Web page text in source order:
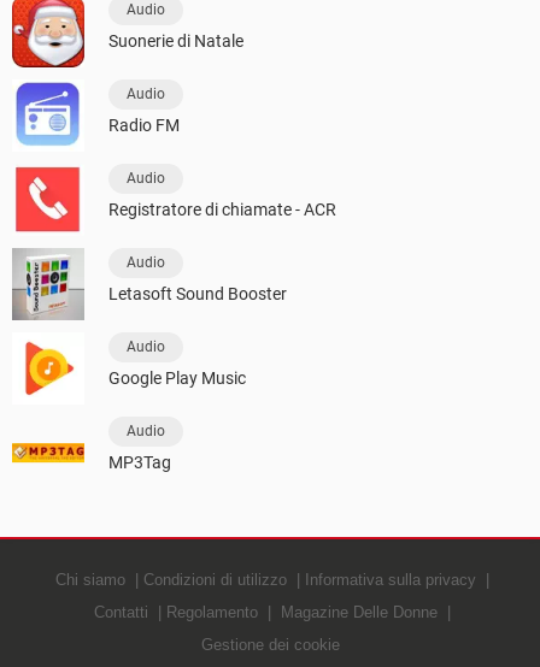
Audio
Suonerie di Natale
Audio
Radio FM
Audio
Registratore di chiamate - ACR
Audio
Letasoft Sound Booster
Audio
Google Play Music
Audio
MP3Tag
Chi siamo Condizioni di utilizzo
Informativa sulla privacy
Contatti
Regolamento
Magazine Delle Donne
Gestione dei cookie